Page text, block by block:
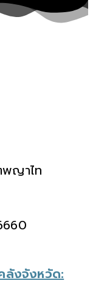
พญาไท
ลังจังหวัด: